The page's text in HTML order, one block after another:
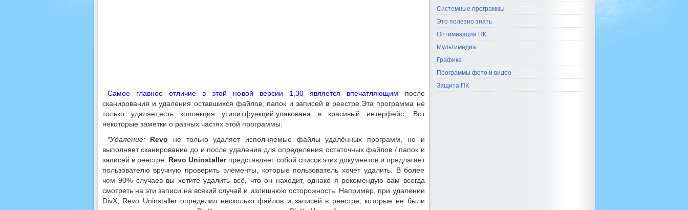
Самое главное отличие в этой новой версии 1,30 является впечатляющим после
сканирования и удаления оставшихся файлов, папок и записей в реестре.Эта программа не
только удаляет,есть коллекция утилит,функций,упакована в красивый интерфейс. Вот
некоторые заметки о разных частях этой программы:
*Удаление: Revo не только удаляет исполняемые файлы удалённых программ, но и
выполняет сканирование до и после удаления для определения остаточных файлов / папок и
записей в реестре. Revo Uninstallerпредставляет собой список этих документов и предлагает
пользователю вручную проверить элементы, которые пользователь хочет удалить. В более
чем 90% случаев вы хотите удалить всё, что он находит, однако я рекомендую вам всегда
смотреть на эти записи на всякий случай и излишнюю осторожность. Например, при удалении
DivX, Revo Uninstaller определил несколько файлов и записей в реестре, которые не были
Системные программы
Это полезно знать
Оптимизация ПК
Мультимедиа
Графика
Программы фото и видео
Защита ПК